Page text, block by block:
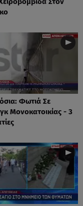
Φωτιά Σε
Μονοκατοικίας - 3